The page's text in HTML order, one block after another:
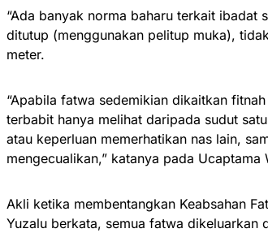
“Ada banyak norma baharu terkait
ditutup (menggunakan pelitup muka),
meter.
“Apabila fatwa sedemikian dikaitkan
terbabit hanya melihat daripada sudut
atau keperluan memerhatikan nas lain,
mengecualikan,” katanya pada Ucaptama
Akli ketika membentangkan Keabsahan
Yuzalu berkata, semua fatwa dikeluarkan